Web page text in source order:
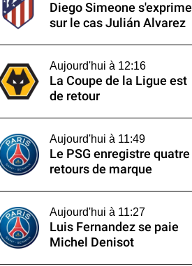
Diego Simeone s'exprime
sur le cas Julián Alvarez
Aujourd'hui à 12:16
La Coupe de la Ligue est
de retour
Aujourd'hui à 11:49
Le PSG enregistre quatre
retours de marque
Aujourd'hui à 11:27
Luis Fernandez se paie
Michel Denisot